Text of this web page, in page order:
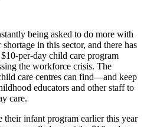
being asked to do more with
in this sector, and there has
per-day child care program
the workforce crisis. The
care centres can find—and keep
educators and other staff to
care.
infant program earlier this year